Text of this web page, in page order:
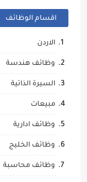
اقسام الوظائف
الاردن
وظائف هندسة
السيرة الذاتية
مبيعات
وظائف ادارية
وظائف الخليج
وظائف محاسبة